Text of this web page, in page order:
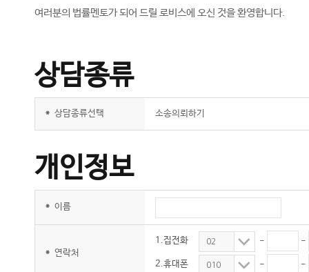
여러분의 법률멘토가 되어 드릴 로비스에 오신 것을 환영합니다.
상담종류
* 상담종류선택 소송의뢰하기
개인정보
* 이름
* 연락처
1.집전화 02 - -
2.휴대폰 010 - -